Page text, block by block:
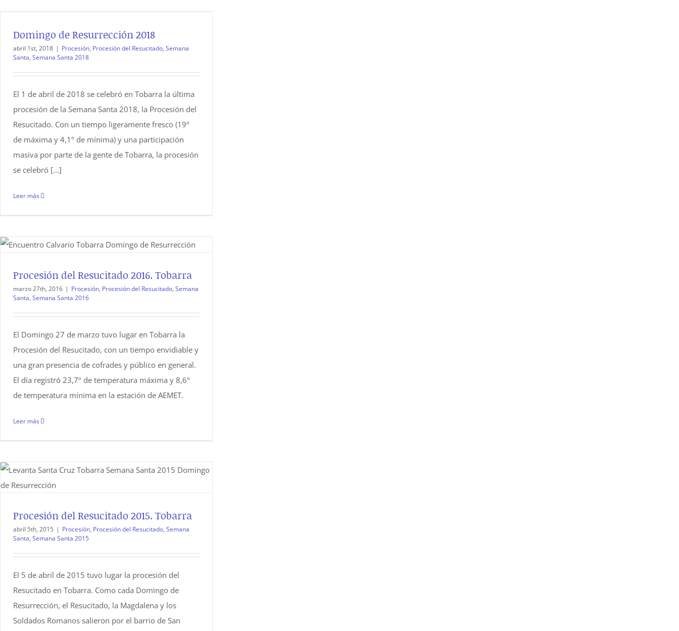
Domingo de Resurrección 2018
abril 1st, 2018 | Procesión, Procesión del Resucitado, Semana
Santa, Semana Santa 2018
El 1 de abril de 2018 se celebró en Tobarra la última
procesión de la Semana Santa 2018, la Procesión del
Resucitado. Con un tiempo ligeramente fresco (19º
de máxima y 4,1º de mínima) y una participación
masiva por parte de la gente de Tobarra, la procesión
se celebró [...]
Leer más
Procesión del Resucitado 2016. Tobarra
marzo 27th, 2016 | Procesión, Procesión del Resucitado, Semana
Santa, Semana Santa 2016
El Domingo 27 de marzo tuvo lugar en Tobarra la
Procesión del Resucitado, con un tiempo envidiable y
una gran presencia de cofrades y público en general.
El día registró 23,7º de temperatura máxima y 8,6º
de temperatura mínima en la estación de AEMET.
Leer más
Procesión del Resucitado 2015. Tobarra
abril 5th, 2015 | Procesión, Procesión del Resucitado, Semana
Santa, Semana Santa 2015
El 5 de abril de 2015 tuvo lugar la procesión del
Resucitado en Tobarra. Como cada Domingo de
Resurrección, el Resucitado, la Magdalena y los
Soldados Romanos salieron por el barrio de San